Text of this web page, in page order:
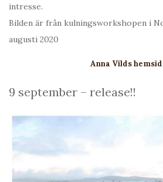
intresse.
Bilden är från kulningsworkshopen i
augusti 2020
Anna Vilds
9 september – release!!